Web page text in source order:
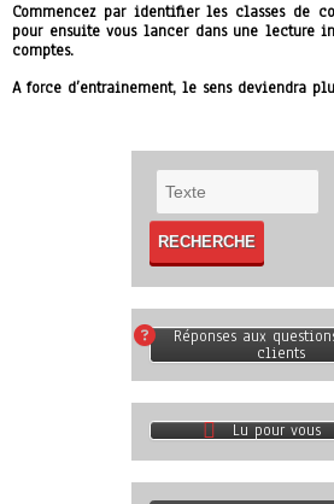
Commencez par identifier les classes de
pour ensuite vous lancer dans une lecture
comptes.
A force d’entrainement, le sens deviendra
Réponses aux
clients
Lu pour vous